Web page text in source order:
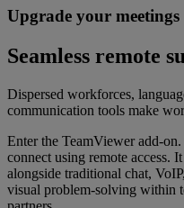
Upgrade your meetings
Seamless remote
Dispersed workforces,
communication tools make
Enter the TeamViewer add-
connect using remote access.
alongside traditional chat,
visual problem-solving within